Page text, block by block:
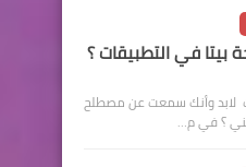
بيتا في التطبيقات ؟
لابد وأنك سمعت عن مصطلح
؟ في م…